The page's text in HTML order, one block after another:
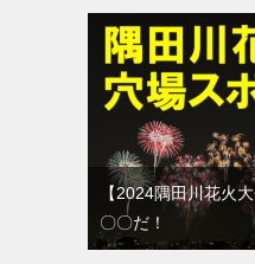
【2024隅田川花火
〇〇だ！